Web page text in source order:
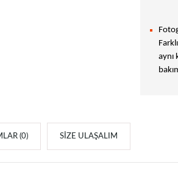
aynı
(0) SIZE ULAŞALIM